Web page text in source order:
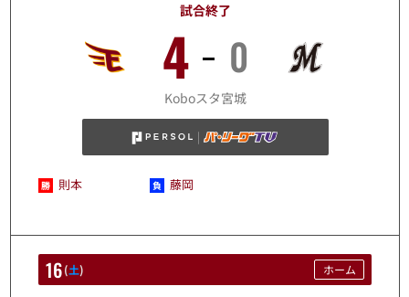
8/15
試合終了
4 0
Koboスタ宮城
則本 藤岡
16(土) ホーム